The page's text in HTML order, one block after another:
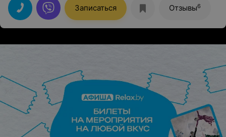
Записаться Отзывы6